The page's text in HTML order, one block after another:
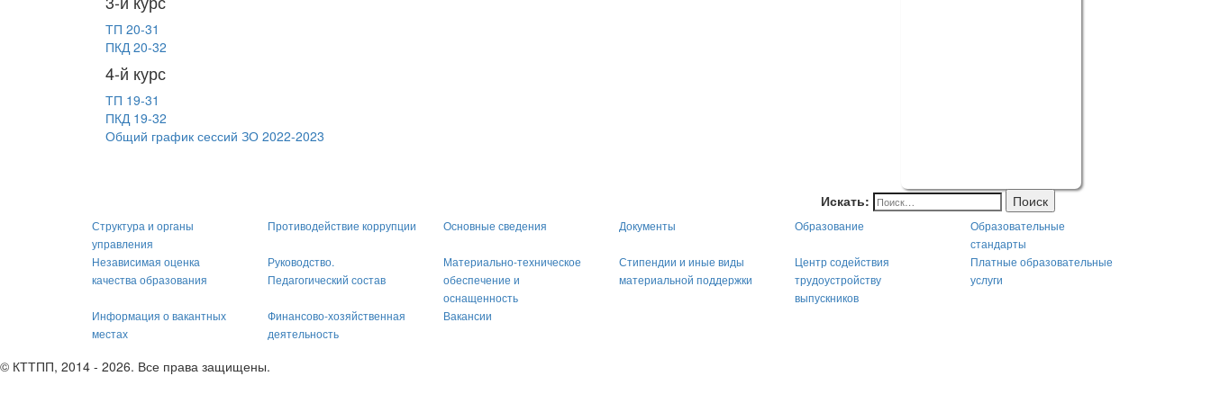
ТП 20-31
ПКД 20-32
4-й курс
ТП 19-31
ПКД 19-32
Общий график сессий ЗО 2022-2023
Искать: Поиск
Структура и органы
управления
Противодействие коррупции Основные сведения Документы Образование
Образовательные
стандарты
Независимая оценка
качества образования
Руководство.
Педагогический состав
Материально-техническое
обеспечение и
оснащенность
Стипендии и иные виды
материальной поддержки
Центр содействия
трудоустройству
выпускников
Платные образовательные
услуги
Информация о вакантных
местах
Финансово-хозяйственная
деятельность
Вакансии
© КТТПП, 2014 - 2026. Все права защищены.